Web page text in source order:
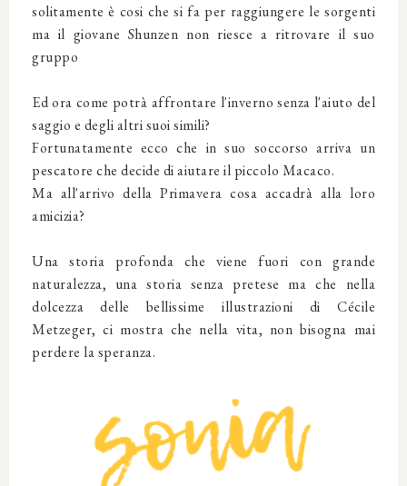
solitamente è cosi che si fa per raggiungere le sorgenti
ma il giovane Shunzen non riesce a ritrovare il suo
gruppo
Ed ora come potrà affrontare l'inverno senza l'aiuto del
saggio e degli altri suoi simili?
Fortunatamente ecco che in suo soccorso arriva un
pescatore che decide di aiutare il piccolo Macaco.
Ma all'arrivo della Primavera cosa accadrà alla loro
amicizia?
Una storia profonda che viene fuori con grande
naturalezza, una storia senza pretese ma che nella
dolcezza delle bellissime illustrazioni di Cécile
Metzeger, ci mostra che nella vita, non bisogna mai
perdere la speranza.